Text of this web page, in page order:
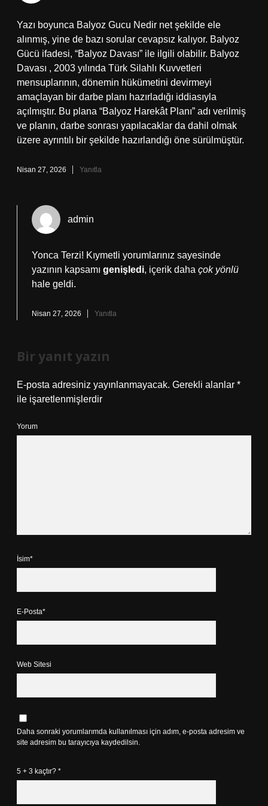
Yazı boyunca Balyoz Gucu Nedir net şekilde ele
alınmış, yine de bazı sorular cevapsız kalıyor. Balyoz
Gücü ifadesi, “Balyoz Davası” ile ilgili olabilir. Balyoz
Davası , 2003 yılında Türk Silahlı Kuvvetleri
mensuplarının, dönemin hükümetini devirmeyi
amaçlayan bir darbe planı hazırladığı iddiasıyla
açılmıştır. Bu plana “Balyoz Harekât Planı” adı verilmiş
ve planın, darbe sonrası yapılacaklar da dahil olmak
üzere ayrıntılı bir şekilde hazırlandığı öne sürülmüştür.
Nisan 27, 2026 Yanıtla
admin
Yonca Terzi! Kıymetli yorumlarınız sayesinde
yazının kapsamı genişledi, içerik daha çok yönlü
hale geldi.
Nisan 27, 2026 Yanıtla
Bir yanıt yazın
E-posta adresiniz yayınlanmayacak. Gerekli alanlar *
ile işaretlenmişlerdir
Yorum
İsim*
E-Posta*
Web Sitesi
Daha sonraki yorumlarımda kullanılması için adım, e-posta adresim ve
site adresim bu tarayıcıya kaydedilsin.
5 + 3 kaçtır? *